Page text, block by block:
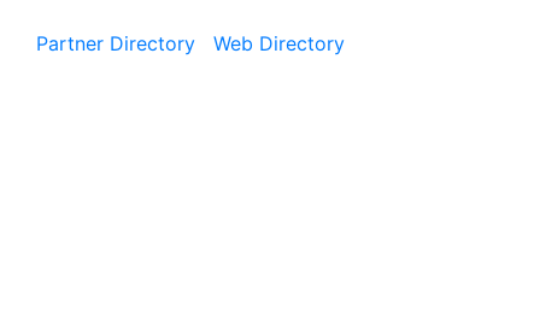
Partner Directory Web Directory